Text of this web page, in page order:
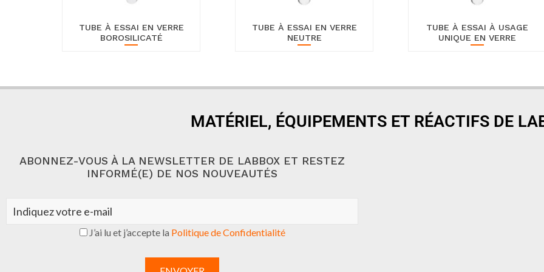
TUBE À ESSAI EN VERRE
BOROSILICATÉ
TUBE À ESSAI EN VERRE
NEUTRE
TUBE À ESSAI À USAGE
UNIQUE EN VERRE
MATÉRIEL, ÉQUIPEMENTS ET RÉACTIFS DE
ABONNEZ-VOUS À LA NEWSLETTER DE LABBOX ET RESTEZ
INFORMÉ(E) DE NOS NOUVEAUTÉS
J’ai lu et j’accepte la Politique de Confidentialité